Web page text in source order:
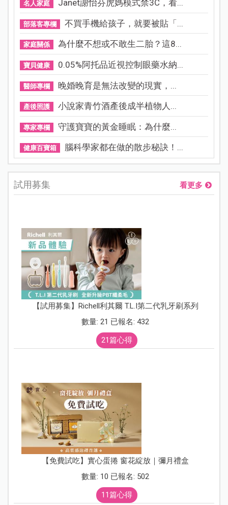
名人家庭 Janet謝怡芬虎媽模式禁3C，看...
部落客專欄 不買手機給孩子，就要被貼「...
家庭關係 為什麼不想或不敢生二胎？這8...
寶貝健康 0.05%阿托品近視控制眼藥水納...
醫師專欄 晚婚晚育是無法改變的現實，...
產後照護 小說家青竹酒產後成半植物人...
專家專欄 守護寶寶的黃金睡眠：為什麼...
健康百寶箱 腦科學家都在做的散步秘訣！...
試用募集 看更多
【試用募集】Richell利其爾 T.L.I第二代乳牙刷系列
數量: 21 已報名: 432
21篇心得
【免費試吃】實心蛋捲 窗花綻放｜彌月禮盒
數量: 10 已報名: 502
11篇心得